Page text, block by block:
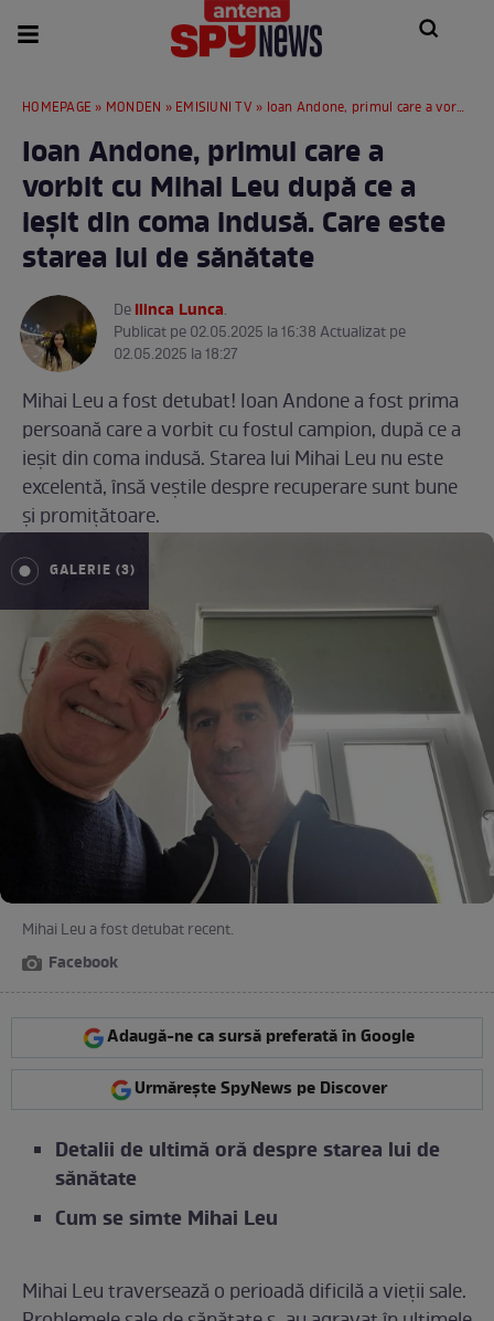
HOMEPAGE » MONDEN » EMISIUNI TV » Ioan Andone, primul care a vorbit cu Mihai Leu după ce a ieșit din coma indusă. Care este starea lui de sănătate
Ioan Andone, primul care a
vorbit cu Mihai Leu după ce a
ieșit din coma indusă. Care este
starea lui de sănătate
DeIlinca Lunca.
Publicat pe 02.05.2025 la 16:38 Actualizat pe
02.05.2025 la 18:27
Mihai Leu a fost detubat! Ioan Andone a fost prima
persoană care a vorbit cu fostul campion, după ce a
ieșit din coma indusă. Starea lui Mihai Leu nu este
excelentă, însă veștile despre recuperare sunt bune
și promițătoare.
GALERIE (3)
Mihai Leu a fost detubat recent.
Facebook
Adaugă-ne ca sursă preferată în Google
Urmărește SpyNews pe Discover
Detalii de ultimă oră despre starea lui de
sănătate
Cum se simte Mihai Leu
Mihai Leu traversează o perioadă dificilă a vieții sale.